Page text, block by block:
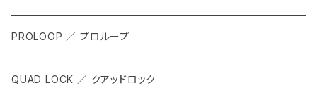
TOOL
PROLOOP ／ プロループ
QUAD LOCK ／ クアッドロック